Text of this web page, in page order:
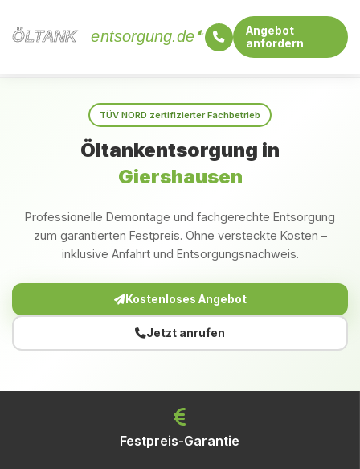
ÖLTANK
ÖLTANK entsorgung.de
Angebot
anfordern
TÜV NORD zertifizierter Fachbetrieb
Öltankentsorgung in
Giershausen
Professionelle Demontage und fachgerechte Entsorgung
zum garantierten Festpreis. Ohne versteckte Kosten –
inklusive Anfahrt und Entsorgungsnachweis.
Kostenloses Angebot
Jetzt anrufen
Festpreis-Garantie